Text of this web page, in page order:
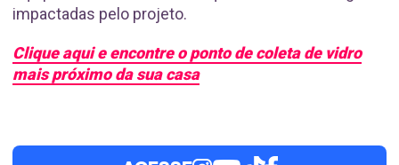
impactadas pelo projeto.
Clique aqui e encontre o ponto de coleta de vidro
mais próximo da sua casa